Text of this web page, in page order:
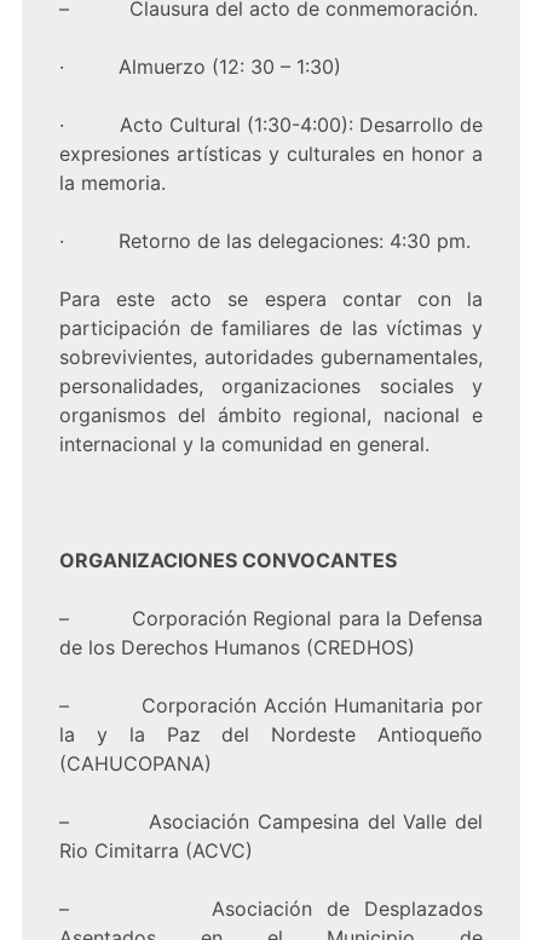
– Clausura del acto de conmemoración.
· Almuerzo (12: 30 – 1:30)
· Acto Cultural (1:30-4:00): Desarrollo de
expresiones artísticas y culturales en honor a
la memoria.
· Retorno de las delegaciones: 4:30 pm.
Para este acto se espera contar con la
participación de familiares de las víctimas y
sobrevivientes, autoridades gubernamentales,
personalidades, organizaciones sociales y
organismos del ámbito regional, nacional e
internacional y la comunidad en general.
ORGANIZACIONES CONVOCANTES
– Corporación Regional para la Defensa
de los Derechos Humanos (CREDHOS)
– Corporación Acción Humanitaria por
la y la Paz del Nordeste Antioqueño
(CAHUCOPANA)
– Asociación Campesina del Valle del
Rio Cimitarra (ACVC)
– Asociación de Desplazados